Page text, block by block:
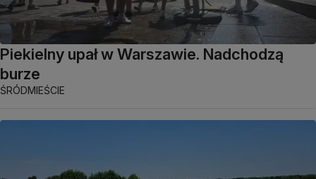
Piekielny upał w Warszawie. Nadchodzą
burze
ŚRÓDMIEŚCIE